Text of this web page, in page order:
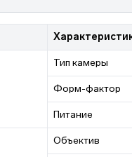
Тип камеры
Форм-фактор
Питание
Объектив